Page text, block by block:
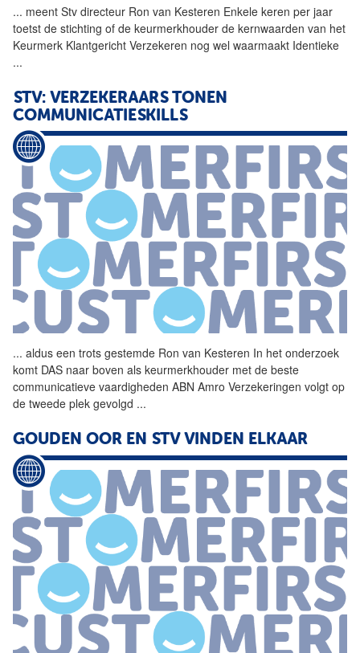
... meent Stv directeur Ron van Kesteren Enkele keren per jaar
toetst de stichting of de keurmerkhouder de kernwaarden van het
Keurmerk Klantgericht Verzekeren nog wel waarmaakt Identieke
...
STV: VERZEKERAARS TONEN
COMMUNICATIESKILLS
... aldus een trots gestemde Ron van Kesteren In het onderzoek
komt DAS naar boven als keurmerkhouder met de beste
communicatieve vaardigheden ABN Amro Verzekeringen volgt op
de tweede plek gevolgd ...
GOUDEN OOR EN STV VINDEN ELKAAR